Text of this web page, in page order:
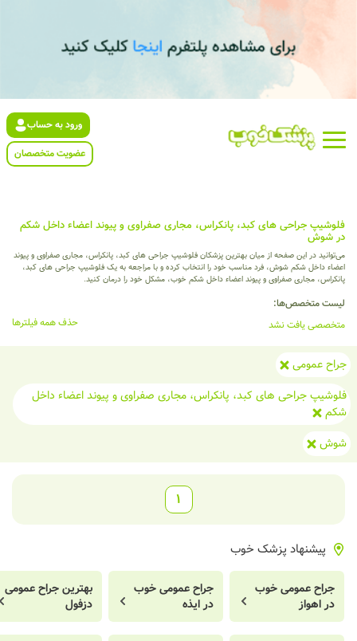
ورود به حساب
عضویت متخصصان
فلوشیپ جراحی های کبد، پانکراس، مجاری صفراوی و پیوند اعضاء داخل شکم
در شوش
می‌توانید در این صفحه از میان بهترین پزشکان فلوشیپ جراحی های کبد، پانکراس، مجاری صفراوی و پیوند
اعضاء داخل شکم شوش، فرد مناسب خود را انتخاب کرده و با مراجعه به یک فلوشیپ جراحی های کبد،
پانکراس، مجاری صفراوی و پیوند اعضاء داخل شکم خوب، مشکل خود را درمان کنید.
لیست متخصص‌ها:
متخصصی یافت نشد
حذف همه فیلترها
جراح عمومی
فلوشیپ جراحی های کبد، پانکراس، مجاری صفراوی و پیوند اعضاء داخل
شکم
شوش
1
پیشنهاد پزشک خوب
جراح عمومی خوب
در اهواز
جراح عمومی خوب
در ایذه
بهترین جراح عمومی
دزفول